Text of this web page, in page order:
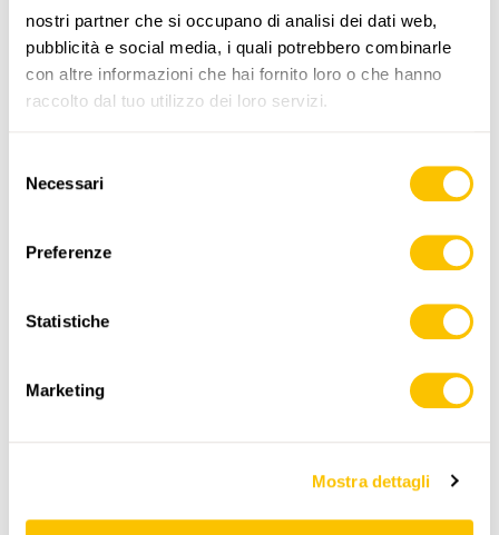
nostri partner che si occupano di analisi dei dati web,
pubblicità e social media, i quali potrebbero combinarle
con altre informazioni che hai fornito loro o che hanno
raccolto dal tuo utilizzo dei loro servizi.
delNecessari
Preferenze
Statistiche
Marketing
Mostra dettagli
Dati:
Arth-Goldau